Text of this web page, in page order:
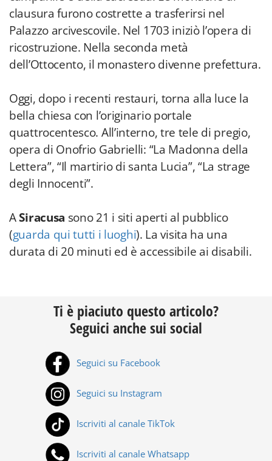
clausura furono costrette a trasferirsi nel
Palazzo arcivescovile. Nel 1703 iniziò l’opera di
ricostruzione. Nella seconda metà
dell’Ottocento, il monastero divenne prefettura.
Oggi, dopo i recenti restauri, torna alla luce la
bella chiesa con l’originario portale
quattrocentesco. All’interno, tre tele di pregio,
opera di Onofrio Gabrielli: “La Madonna della
Lettera”, “Il martirio di santa Lucia”, “La strage
degli Innocenti”.
ASiracusa sono 21 i siti aperti al pubblico
(guarda qui tutti i luoghi). La visita ha una
durata di 20 minuti ed è accessibile ai disabili.
Ti è piaciuto questo articolo?
Seguici anche sui social
Seguici su Facebook
Seguici su Instagram
Iscriviti al canale TikTok
Iscriviti al canale Whatsapp